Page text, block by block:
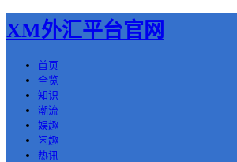
XM外汇平台官网
首页
全览
知识
潮流
娱趣
闲趣
热讯